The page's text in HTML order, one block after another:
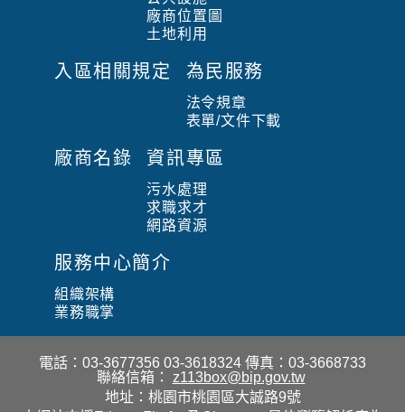
廠商位置圖
土地利用
入區相關規定 為民服務
法令規章
表單/文件下載
廠商名錄 資訊專區
污水處理
求職求才
網路資源
服務中心簡介
組織架構
業務職掌
電話：03-3677356 03-3618324 傳真：03-3668733
聯絡信箱：
z113box@bip.gov.tw
地址：桃園市桃園區大誠路9號